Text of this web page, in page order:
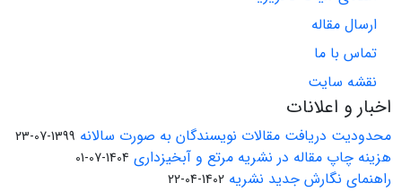
ارسال مقاله
تماس با ما
نقشه سایت
اخبار و اعلانات
محدودیت دریافت مقالات نویسندگان به صورت سالانه 1399-07-23
هزینه چاپ مقاله در نشریه مرتع و آبخیزداری 1404-07-01
راهنمای نگارش جدید نشریه 1402-04-22